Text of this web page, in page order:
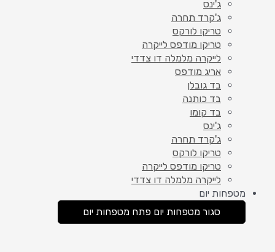
ג'ינס
ג'קרד תחרה
טריקו לורקס
טריקו מודפס לייקרה
לייקרה מלמלה דו צדדי
אריג מודפס
בד גובלן
בד כותנה
בד קומו
ג'ינס
ג'קרד תחרה
טריקו לורקס
טריקו מודפס לייקרה
לייקרה מלמלה דו צדדי
מטפחות יום
סגור מטפחות יום פתח מטפחות יום